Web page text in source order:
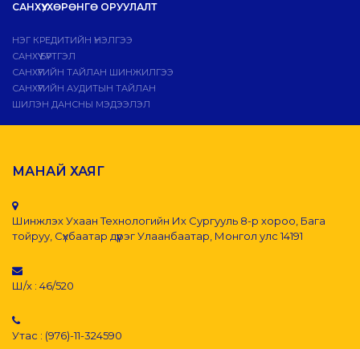
САНХҮҮ, ХӨРӨНГӨ ОРУУЛАЛТ
НЭГ КРЕДИТИЙН ҮНЭЛГЭЭ
САНХҮҮ БҮРТГЭЛ
САНХҮҮГИЙН ТАЙЛАН ШИНЖИЛГЭЭ
САНХҮҮГИЙН АУДИТЫН ТАЙЛАН
ШИЛЭН ДАНСНЫ МЭДЭЭЛЭЛ
МАНАЙ ХАЯГ
Шинжлэх Ухаан Технологийн Их Сургууль 8-р хороо, Бага
тойруу, Сүхбаатар дүүрэг Улаанбаатар, Монгол улс 14191
Ш/х : 46/520
Утас : (976)-11-324590